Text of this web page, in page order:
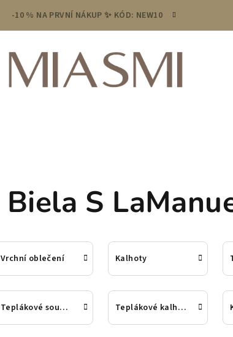
-10 % NA PRVNÍ NÁKUP ✨ KÓD: NEW10
Biela S
Vrchní oblečení Kalhoty
Teplákové soupravy Teplákové kalhoty